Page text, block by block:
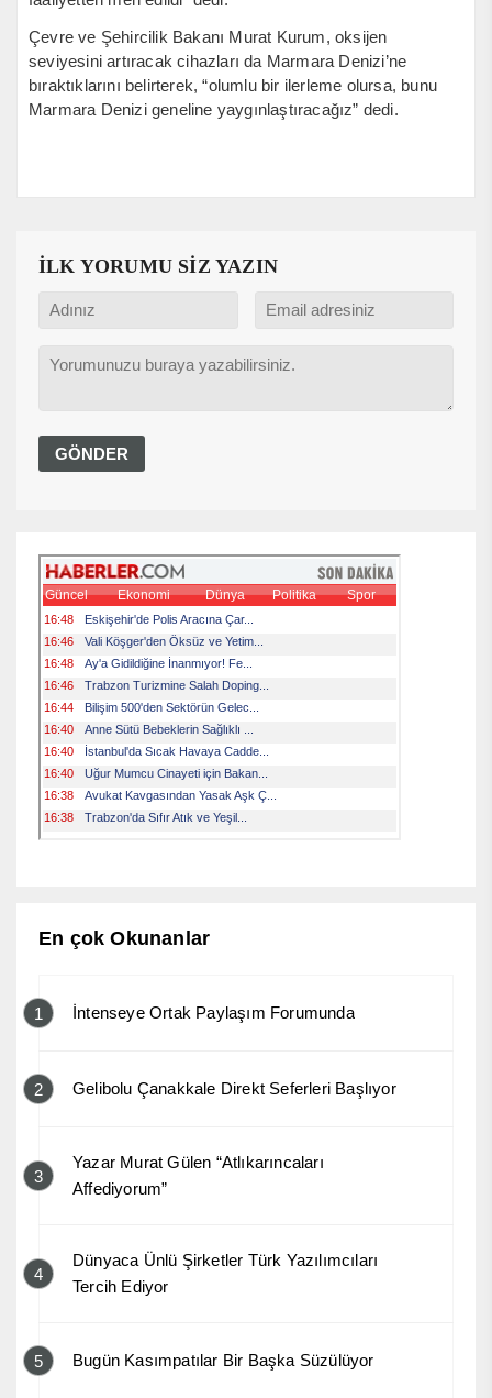
Çevre ve Şehircilik Bakanı Murat Kurum, oksijen
seviyesini artıracak cihazları da Marmara Denizi’ne
bıraktıklarını belirterek, “olumlu bir ilerleme olursa, bunu
Marmara Denizi geneline yaygınlaştıracağız” dedi.
İLK YORUMU SİZ YAZIN
En çok Okunanlar
1 İntenseye Ortak Paylaşım Forumunda
2 Gelibolu Çanakkale Direkt Seferleri Başlıyor
3
Yazar Murat Gülen “Atlıkarıncaları
Affediyorum”
4
Dünyaca Ünlü Şirketler Türk Yazılımcıları
Tercih Ediyor
5 Bugün Kasımpatılar Bir Başka Süzülüyor